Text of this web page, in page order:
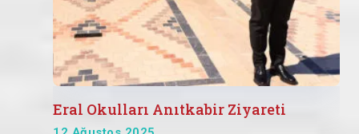
Eral Okulları Anıtkabir Ziyareti